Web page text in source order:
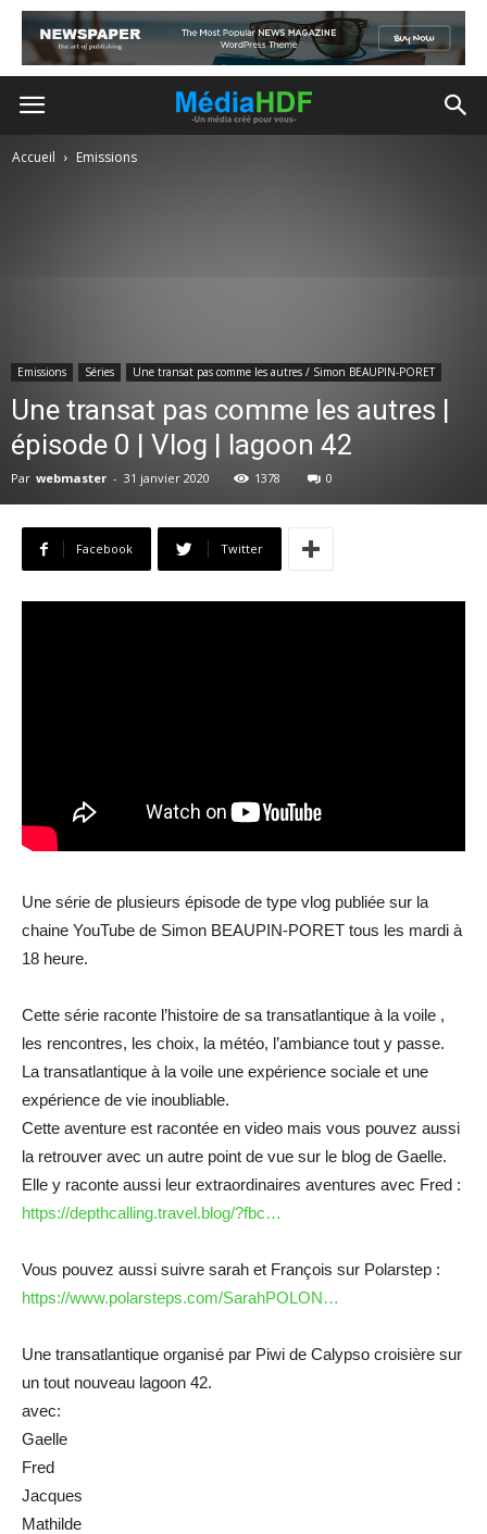
Accueil Emissions
Emissions Séries Une transat pas comme les autres / Simon BEAUPIN-PORET
Une transat pas comme les autres |
épisode 0 | Vlog | lagoon 42
Par webmaster - 31 janvier 2020 1378 0
Facebook Twitter
Une série de plusieurs épisode de type vlog publiée sur la
chaine YouTube de Simon BEAUPIN-PORET tous les mardi à
18 heure.
Cette série raconte l’histoire de sa transatlantique à la voile ,
les rencontres, les choix, la météo, l’ambiance tout y passe.
La transatlantique à la voile une expérience sociale et une
expérience de vie inoubliable.
Cette aventure est racontée en video mais vous pouvez aussi
la retrouver avec un autre point de vue sur le blog de Gaelle.
Elle y raconte aussi leur extraordinaires aventures avec Fred :
https://depthcalling.travel.blog/?fbc…
Vous pouvez aussi suivre sarah et François sur Polarstep :
https://www.polarsteps.com/SarahPOLON…
Une transatlantique organisé par Piwi de Calypso croisière sur
un tout nouveau lagoon 42.
avec:
Gaelle
Fred
Jacques
Mathilde